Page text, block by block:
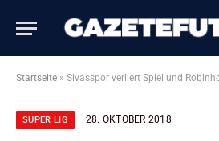
Startseite » Sivasspor verliert Spiel und
SÜPER LIG 28. OKTOBER 2018